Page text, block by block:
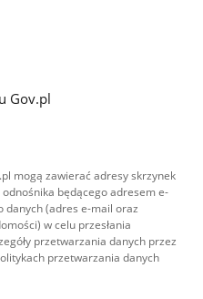
Gov.pl
mogą zawierać adresy skrzynek
będącego adresem e-
danych (adres e-mail oraz
w celu przesłania
przetwarzania danych przez
przetwarzania danych